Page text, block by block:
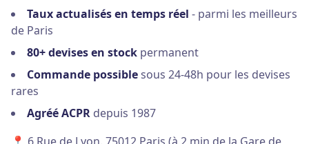
Taux actualisés en temps réel - parmi les meilleurs
de Paris
80+ devises en stock permanent
Commande possiblesous 24-48h pour les devises
rares
Agréé ACPR depuis 1987